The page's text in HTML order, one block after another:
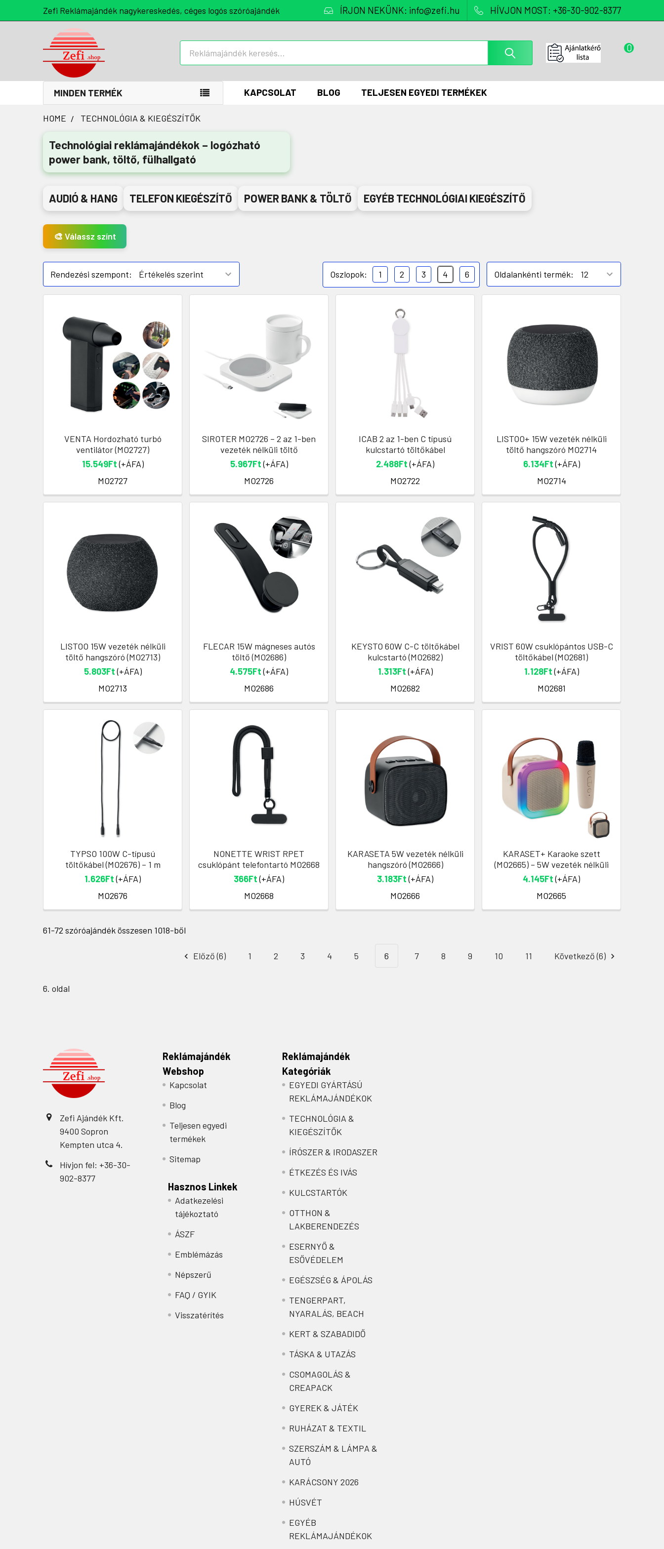
Zefi Reklámajándék nagykereskedés, céges logós szóróajándék ÍRJON NEKÜNK: info@zefi.hu HÍVJON MOST: +36-30-902-8377
0
MINDEN TERMÉK KAPCSOLAT BLOG TELJESEN EGYEDI TERMÉKEK
HOME TECHNOLÓGIA & KIEGÉSZÍTŐK
Technológiai reklámajándékok – logózható
power bank, töltő, fülhallgató
AUDIÓ & HANG TELEFON KIEGÉSZÍTŐ POWER BANK & TÖLTŐ EGYÉB TECHNOLÓGIAI KIEGÉSZÍTŐ
🎨 Válassz színt
Rendezési szempont: Oldalankénti termék:
Oszlopok: 1 2 3 4 6
VENTA Hordozható turbó
ventilátor (MO2727)
15.549Ft(+ÁFA)
MO2727
SIROTER MO2726 – 2 az 1-ben
vezeték nélküli töltő
5.967Ft(+ÁFA)
MO2726
ICAB 2 az 1-ben C típusú
kulcstartó töltőkábel
2.488Ft(+ÁFA)
MO2722
LISTOO+ 15W vezeték nélküli
töltő hangszóró MO2714
6.134Ft(+ÁFA)
MO2714
LISTOO 15W vezeték nélküli
töltő hangszóró (MO2713)
5.803Ft(+ÁFA)
MO2713
FLECAR 15W mágneses autós
töltő (MO2686)
4.575Ft(+ÁFA)
MO2686
KEYSTO 60W C-C töltőkábel
kulcstartó (MO2682)
1.313Ft(+ÁFA)
MO2682
VRIST 60W csuklópántos USB-C
töltőkábel (MO2681)
1.128Ft(+ÁFA)
MO2681
TYPSO 100W C-típusú
töltőkábel (MO2676) – 1 m
1.626Ft(+ÁFA)
MO2676
NONETTE WRIST RPET
csuklópánt telefontartó MO2668
366Ft(+ÁFA)
MO2668
KARASETA 5W vezeték nélküli
hangszóró (MO2666)
3.183Ft(+ÁFA)
MO2666
KARASET+ Karaoke szett
(MO2665) – 5W vezeték nélküli
4.145Ft(+ÁFA)
MO2665
61-72 szóróajándék összesen 1018-ből
Előző (6) 1 2 3 4 5 6 7 8 9 10 11 Következő (6)
6. oldal
Zefi Ajándék Kft.
9400 Sopron
Kempten utca 4.
Hívjon fel: +36-30-
902-8377
Reklámajándék
Webshop
Kapcsolat
Blog
Teljesen egyedi
termékek
Sitemap
Hasznos Linkek
Adatkezelési
tájékoztató
ÁSZF
Emblémázás
Népszerű
FAQ / GYIK
Visszatérítés
Reklámajándék
Kategóriák
EGYEDI GYÁRTÁSÚ
REKLÁMAJÁNDÉKOK
TECHNOLÓGIA &
KIEGÉSZÍTŐK
ÍRÓSZER & IRODASZER
ÉTKEZÉS ÉS IVÁS
KULCSTARTÓK
OTTHON &
LAKBERENDEZÉS
ESERNYŐ &
ESŐVÉDELEM
EGÉSZSÉG & ÁPOLÁS
TENGERPART,
NYARALÁS, BEACH
KERT & SZABADIDŐ
TÁSKA & UTAZÁS
CSOMAGOLÁS &
CREAPACK
GYEREK & JÁTÉK
RUHÁZAT & TEXTIL
SZERSZÁM & LÁMPA &
AUTÓ
KARÁCSONY 2026
HÚSVÉT
EGYÉB
REKLÁMAJÁNDÉKOK